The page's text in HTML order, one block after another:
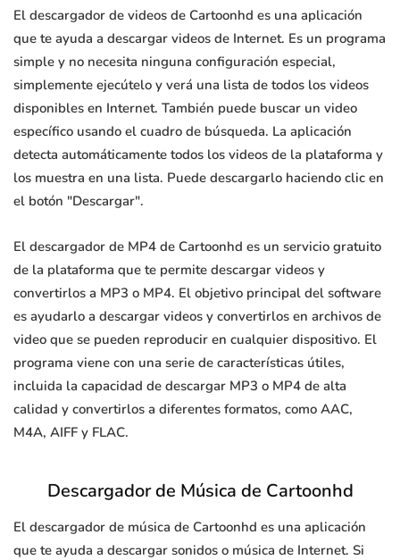
El descargador de videos de Cartoonhd es una aplicación
que te ayuda a descargar videos de Internet. Es un programa
simple y no necesita ninguna configuración especial,
simplemente ejecútelo y verá una lista de todos los videos
disponibles en Internet. También puede buscar un video
específico usando el cuadro de búsqueda. La aplicación
detecta automáticamente todos los videos de la plataforma y
los muestra en una lista. Puede descargarlo haciendo clic en
el botón "Descargar".
El descargador de MP4 de Cartoonhd es un servicio gratuito
de la plataforma que te permite descargar videos y
convertirlos a MP3 o MP4. El objetivo principal del software
es ayudarlo a descargar videos y convertirlos en archivos de
video que se pueden reproducir en cualquier dispositivo. El
programa viene con una serie de características útiles,
incluida la capacidad de descargar MP3 o MP4 de alta
calidad y convertirlos a diferentes formatos, como AAC,
M4A, AIFF y FLAC.
Descargador de Música de Cartoonhd
El descargador de música de Cartoonhd es una aplicación
que te ayuda a descargar sonidos o música de Internet. Si